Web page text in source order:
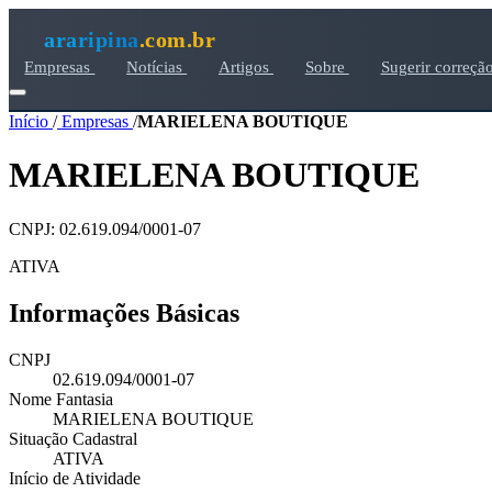
araripina.com.br
Empresas Notícias Artigos Sobre Sugerir
Início /Empresas /MARIELENA BOUTIQUE
MARIELENA BOUTIQUE
CNPJ: 02.619.094/0001-07
ATIVA
Informações Básicas
CNPJ
02.619.094/0001-07
Nome Fantasia
MARIELENA BOUTIQUE
Situação Cadastral
ATIVA
Início de Atividade